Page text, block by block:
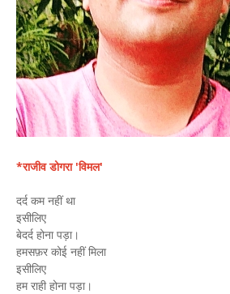
*राजीव डोगरा 'विमल'
दर्द कम नहीं था
इसीलिए
बेदर्द होना पड़ा।
हमसफ़र कोई नहीं मिला
इसीलिए
हम राही होना पड़ा।